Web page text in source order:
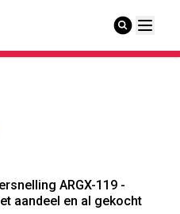
ARGX-119 -
aandeel en al gekocht